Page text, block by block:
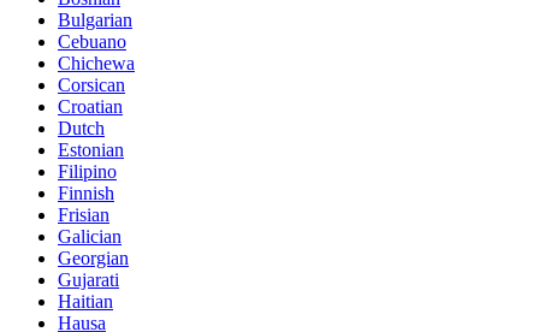
Bulgarian
Cebuano
Chichewa
Corsican
Croatian
Dutch
Estonian
Filipino
Finnish
Frisian
Galician
Georgian
Gujarati
Haitian
Hausa